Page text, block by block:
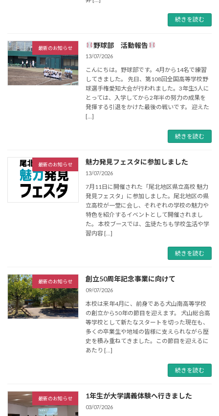
続きを読む
最新のお知らせ 野球部 活動報告
13/07/2026
こんにちは。野球部です。4月から14名で練習
してきました。 先日、第108回全国高等学校野
球選手権愛知大会が行われました。3年生5人に
とっては、入学してから2年半の努力の成果を
発揮する引退をかけた最後の戦いです。 迎えた
[…]
続きを読む
最新のお知らせ 魅力発見フェスタに参加しました
13/07/2026
7月11日に開催された「尾北地区県立高校 魅力
発見フェスタ」に参加しました。尾北地区の県
立高校が一堂に会し、それぞれの学校の魅力や
特色を紹介するイベントとして開催されまし
た。 本校ブースでは、生徒たちも学校生活や学
習内容 […]
続きを読む
最新のお知らせ 創立50周年記念事業に向けて
09/07/2026
本校は来年4月に、前身である犬山南高等学校
の創立から50年の節目を迎えます。 犬山総合高
等学校として新たなスタートを切った現在も、
多くの卒業生や地域の皆様に支えられながら歴
史を積み重ねてきました。この節目を迎えるに
あたり […]
続きを読む
最新のお知らせ 1年生が大学講義体験へ行きました
03/07/2026